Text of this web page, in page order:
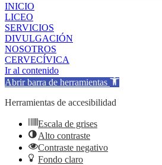
INICIO
LICEO
SERVICIOS
DIVULGACIÓN
NOSOTROS
CERVECÍVICA
Ir al contenido
Abrir barra de herramientas
Herramientas de accesibilidad
Escala de grises
Alto contraste
Contraste negativo
Fondo claro